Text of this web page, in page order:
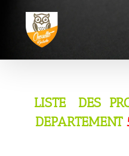
contenu
LISTE DES
DEPARTEMENT